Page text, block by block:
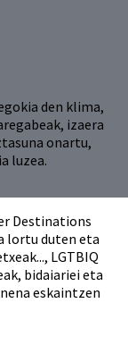
den klima,
izaera
onartu,
luzea.
Destinations
lortu duten eta
LGTBIQ
bidaiariei eta
eskaintzen